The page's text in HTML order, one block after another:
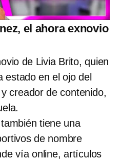
el ahora exnovio
de Livia Brito, quien
estado en el ojo del
creador de contenido,
tiene una
de nombre
vía online, artículos